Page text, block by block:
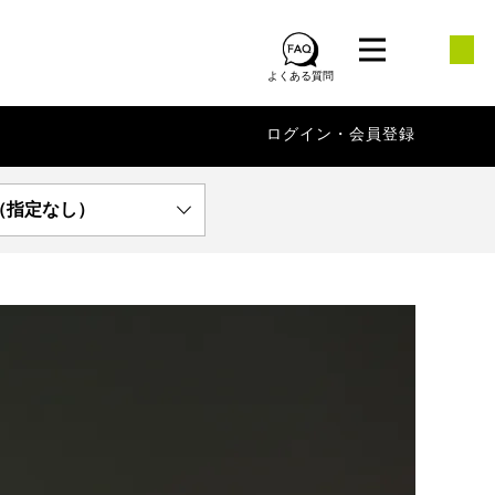
よくある質問
ログイン・会員登録
定なし）